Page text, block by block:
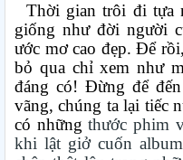
Thời gian trôi đi tựa
giống như đời người
ước mơ cao đẹp. Để
bỏ qua chỉ xem như
đáng có! Đừng để
vãng, chúng ta lại tiếc
có nhữngthước phim
khi lật giở cuốn